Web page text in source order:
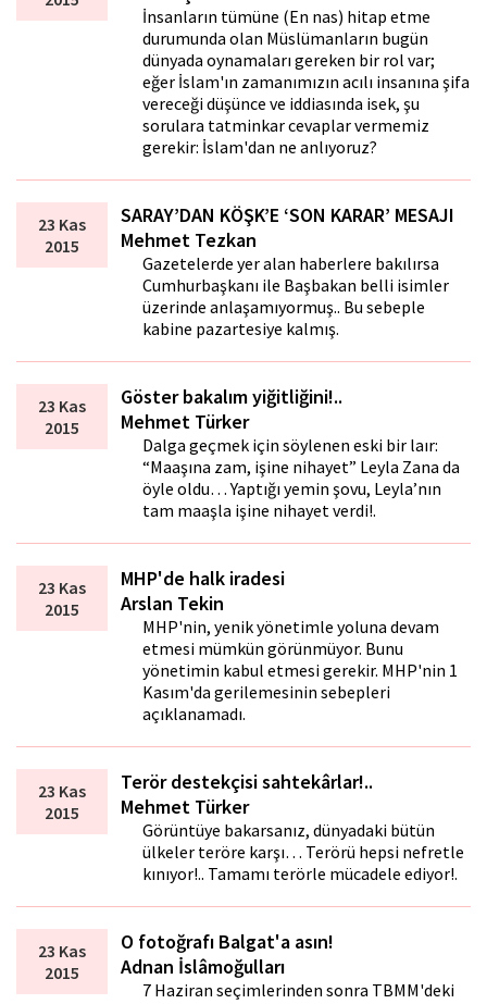
İnsanların tümüne (En nas) hitap etme
durumunda olan Müslümanların bugün
dünyada oynamaları gereken bir rol var;
eğer İslam'ın zamanımızın acılı insanına şifa
vereceği düşünce ve iddiasında isek, şu
sorulara tatminkar cevaplar vermemiz
gerekir: İslam'dan ne anlıyoruz?
23 Kas
2015
SARAY’DAN KÖŞK’E ‘SON KARAR’ MESAJI
Mehmet Tezkan
Gazetelerde yer alan haberlere bakılırsa
Cumhurbaşkanı ile Başbakan belli isimler
üzerinde anlaşamıyormuş.. Bu sebeple
kabine pazartesiye kalmış.
23 Kas
2015
Göster bakalım yiğitliğini!..
Mehmet Türker
Dalga geçmek için söylenen eski bir laftır:
“Maaşına zam, işine nihayet” Leyla Zana da
öyle oldu… Yaptığı yemin şovu, Leyla’nın
tam maaşla işine nihayet verdi!.
23 Kas
2015
MHP'de halk iradesi
Arslan Tekin
MHP'nin, yenik yönetimle yoluna devam
etmesi mümkün görünmüyor. Bunu
yönetimin kabul etmesi gerekir. MHP'nin 1
Kasım'da gerilemesinin sebepleri
açıklanamadı.
23 Kas
2015
Terör destekçisi sahtekârlar!..
Mehmet Türker
Görüntüye bakarsanız, dünyadaki bütün
ülkeler teröre karşı… Terörü hepsi nefretle
kınıyor!.. Tamamı terörle mücadele ediyor!.
23 Kas
2015
O fotoğrafı Balgat'a asın!
Adnan İslâmoğulları
7 Haziran seçimlerinden sonra TBMM'deki